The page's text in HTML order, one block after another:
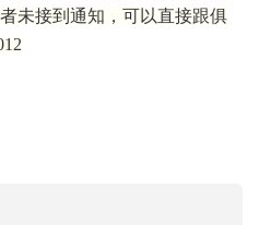
未接到通知，可以直接跟俱